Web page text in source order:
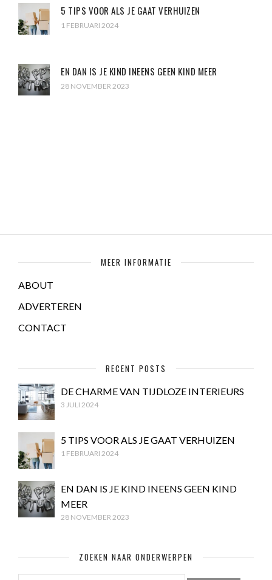
5 TIPS VOOR ALS JE GAAT VERHUIZEN
1 FEBRUARI 2024
EN DAN IS JE KIND INEENS GEEN KIND MEER
28 NOVEMBER 2023
MEER INFORMATIE
ABOUT
ADVERTEREN
CONTACT
RECENT POSTS
DE CHARME VAN TIJDLOZE INTERIEURS
3 JULI 2024
5 TIPS VOOR ALS JE GAAT VERHUIZEN
1 FEBRUARI 2024
EN DAN IS JE KIND INEENS GEEN KIND
MEER
28 NOVEMBER 2023
ZOEKEN NAAR ONDERWERPEN
ZOEKEN